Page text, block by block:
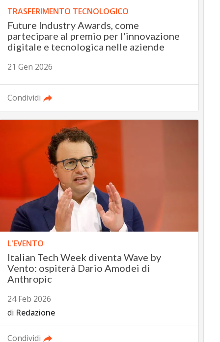
TRASFERIMENTO TECNOLOGICO
Future Industry Awards, come
partecipare al premio per l'innovazione
digitale e tecnologica nelle aziende
21 Gen 2026
Condividi
L'EVENTO
Italian Tech Week diventa Wave by
Vento: ospiterà Dario Amodei di
Anthropic
24 Feb 2026
di Redazione
Condividi